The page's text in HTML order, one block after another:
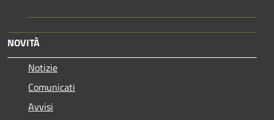
NOVITÀ
Notizie
Comunicati
Avvisi